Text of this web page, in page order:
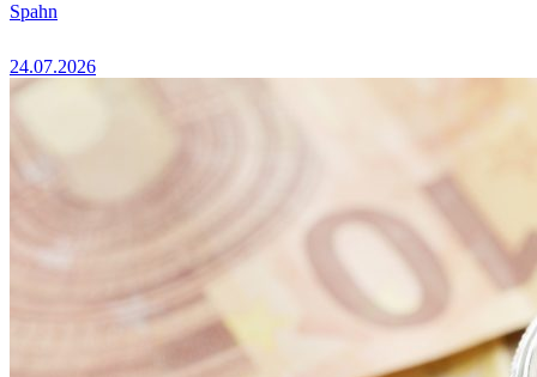
Spahn
24.07.2026